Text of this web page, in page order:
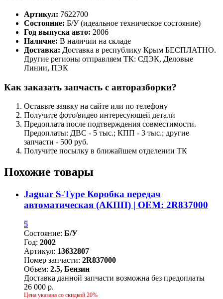
Артикул: 7622700
Состояние: Б/У (идеальное техническое состояние)
Год выпуска авто: 2006
Наличие: В наличии на складе
Доставка: Доставка в республику Крым БЕСПЛАТНО.
Другие регионы отправляем ТК: СДЭК, Деловые
Линии, ПЭК
Как заказать запчасть с авторазборки?
Оставьте заявку на сайте или по телефону
Получите фото/видео интересующей детали
Предоплата после подтверждения совместимости.
Предоплаты: ДВС - 5 тыс.; КПП - 3 тыс.; другие
запчасти - 500 руб.
Получите посылку в ближайшем отделении ТК
Похожие товары
Jaguar S-Type Коробка передач
автоматическая (АКПП) | OEM: 2R837000
5
Состояние: Б/У
Год: 2002
Артикул: 13632807
Номер запчасти: 2R837000
Объем: 2.5, Бензин
Доставка данной запчасти возможна без предоплаты
26 000 р.
Цена указана со скидкой 20%